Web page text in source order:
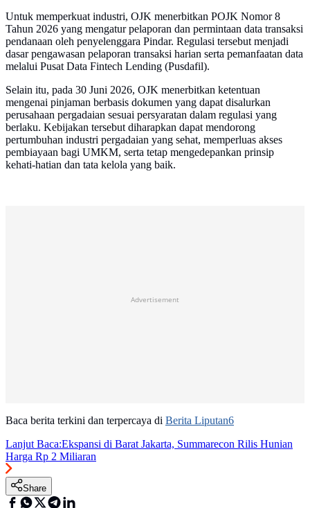
Untuk memperkuat industri, OJK menerbitkan POJK Nomor 8
Tahun 2026 yang mengatur pelaporan dan permintaan data transaksi
pendanaan oleh penyelenggara Pindar. Regulasi tersebut menjadi
dasar pengawasan pelaporan transaksi harian serta pemanfaatan data
melalui Pusat Data Fintech Lending (Pusdafil).
Selain itu, pada 30 Juni 2026, OJK menerbitkan ketentuan
mengenai pinjaman berbasis dokumen yang dapat disalurkan
perusahaan pergadaian sesuai persyaratan dalam regulasi yang
berlaku. Kebijakan tersebut diharapkan dapat mendorong
pertumbuhan industri pergadaian yang sehat, memperluas akses
pembiayaan bagi UMKM, serta tetap mengedepankan prinsip
kehati-hatian dan tata kelola yang baik.
Advertisement
Baca berita terkini dan terpercaya di Berita Liputan6
Lanjut Baca:Ekspansi di Barat Jakarta, Summarecon Rilis Hunian
Harga Rp 2 Miliaran
Share